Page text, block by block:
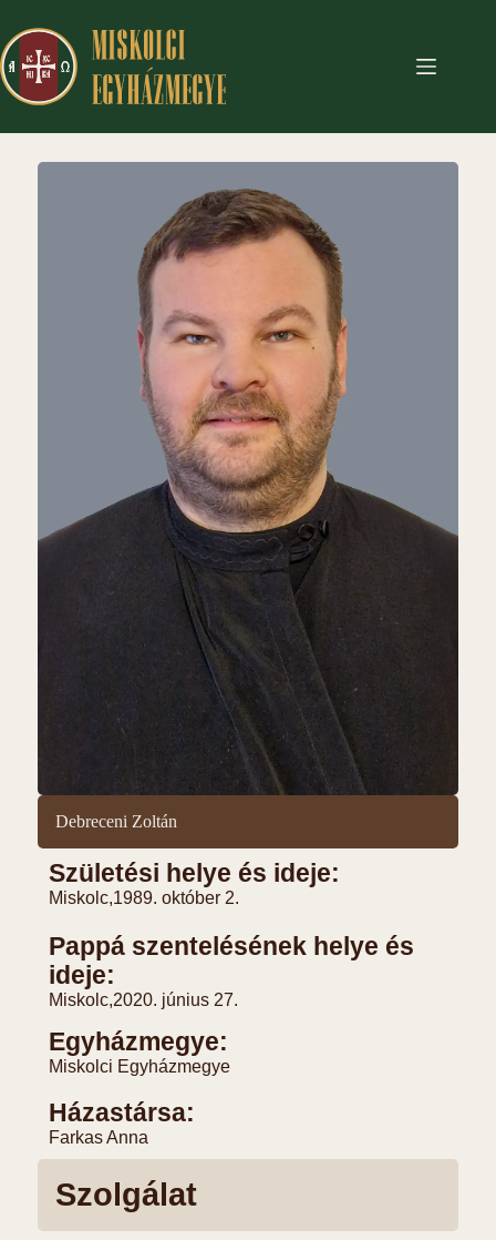
Debreceni Zoltán
Születési helye és ideje:
Miskolc,1989. október 2.
Pappá szentelésének helye és
ideje:
Miskolc,2020. június 27.
Egyházmegye:
Miskolci Egyházmegye
Házastársa:
Farkas Anna
Szolgálat